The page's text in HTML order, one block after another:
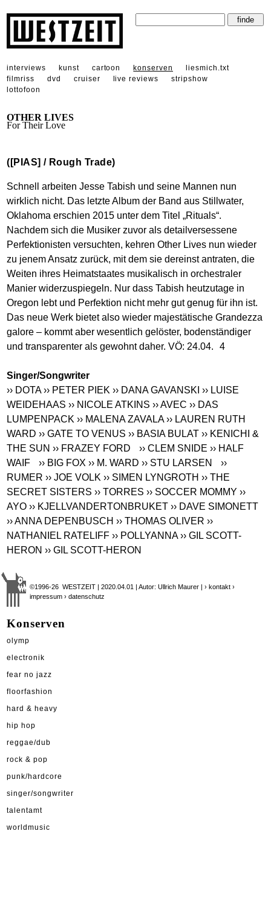
interviews kunst cartoon konserven
liesmich.txt
filmriss
dvd cruiser live reviews
stripshow
lottofoon
OTHER LIVES
For Their Love
([PIAS] / Rough Trade)
Schnell arbeiten Jesse Tabish und seine Mannen nun
wirklich nicht. Das letzte Album der Band aus Stillwater,
Oklahoma erschien 2015 unter dem Titel „Rituals“.
Nachdem sich die Musiker zuvor als detailversessene
Perfektionisten versuchten, kehren Other Lives nun wieder
zu jenem Ansatz zurück, mit dem sie dereinst antraten, die
Weiten ihres Heimatstaates musikalisch in orchestraler
Manier widerzuspiegeln. Nur dass Tabish heutzutage in
Oregon lebt und Perfektion nicht mehr gut genug für ihn ist.
Das neue Werk bietet also wieder majestätische Grandezza
galore – kommt aber wesentlich gelöster, bodenständiger
und transparenter als gewohnt daher. VÖ: 24.04. 4
Singer/Songwriter
›› DOTA ›› PETER PIEK ›› DANA GAVANSKI ›› LUISE
WEIDEHAAS ›› NICOLE ATKINS ›› AVEC ›› DAS
LUMPENPACK ›› MALENA ZAVALA ›› LAUREN RUTH
WARD ›› GATE TO VENUS ›› BASIA BULAT ›› KENICHI &
THE SUN ›› FRAZEY FORD ›› CLEM SNIDE ›› HALF
WAIF
›› BIG FOX ›› M. WARD ›› STU LARSEN
››
RUMER ›› JOE VOLK ›› SIMEN LYNGROTH ›› THE
SECRET SISTERS ›› TORRES ›› SOCCER MOMMY ››
AYO ›› KJELLVANDERTONBRUKET ›› DAVE SIMONETT
›› ANNA DEPENBUSCH ›› THOMAS OLIVER ››
NATHANIEL RATELIFF ›› POLLYANNA ›› GIL SCOTT-
HERON ›› GIL SCOTT-HERON
©1996-26 WESTZEIT | 2020.04.01 | Autor: Ullrich Maurer |› kontakt ›
impressum › datenschutz
Konserven
olymp
electronik
fear no jazz
floorfashion
hard & heavy
hip hop
reggae/dub
rock & pop
punk/hardcore
singer/songwriter
talentamt
worldmusic